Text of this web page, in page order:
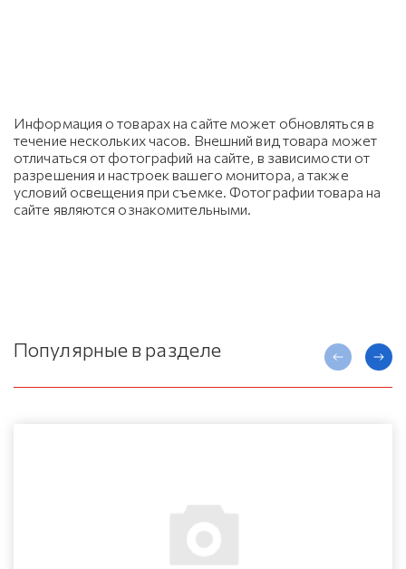
Информация о товарах на сайте может обновляться в
течение нескольких часов. Внешний вид товара может
отличаться от фотографий на сайте, в зависимости от
разрешения и настроек вашего монитора, а также
условий освещения при съемке. Фотографии товара на
сайте являются ознакомительными.
Популярные в разделе